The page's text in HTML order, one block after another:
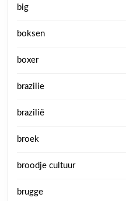
big
boksen
boxer
brazilie
brazilië
broek
broodje cultuur
brugge